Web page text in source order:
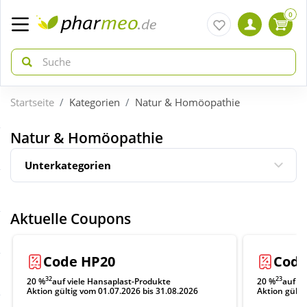
zurück
ÜBERSICHT AKTIONEN
Neuheiten
zurück
ÜBERSICHT KATEGORIEN
Diabetes
0
Startseite Kategorien Natur & Homöopathie
Natur & Homöopathie
Unterkategorien
Aktuelle Coupons
Code HP20
20 %32auf viele Hansaplast-Produkte
Aktion gültig vom 01.07.2026 bis 31.08.2026
20 %23auf
Aktion